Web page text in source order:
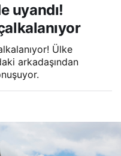
ile çalkalanıyor
uyandı!
Ülke
arkadaşından